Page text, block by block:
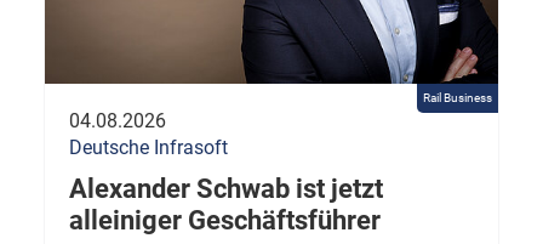
Rail Business
04.08.2026
Deutsche Infrasoft
Alexander Schwab ist jetzt
alleiniger Geschäftsführer